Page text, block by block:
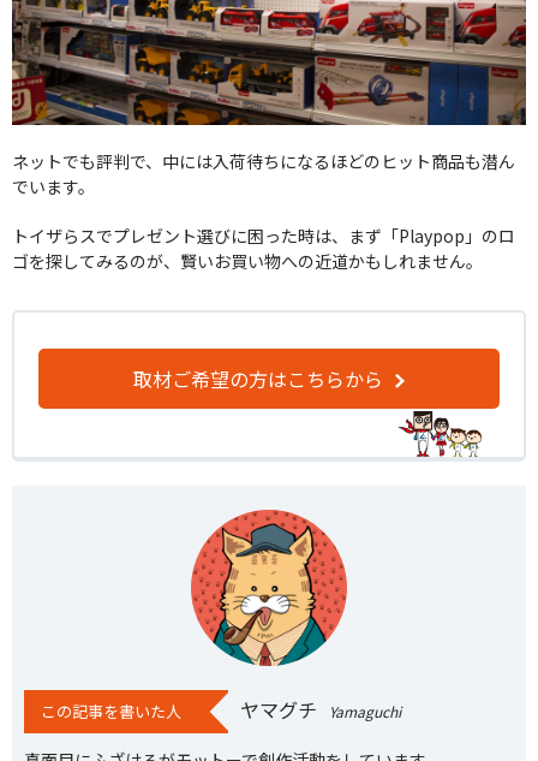
ネットでも評判で、中には入荷待ちになるほどのヒット商品も潜ん
でいます。
トイザらスでプレゼント選びに困った時は、まず「Playpop」のロ
ゴを探してみるのが、賢いお買い物への近道かもしれません。
取材ご希望の方はこちらから
この記事を書いた人 ヤマグチ Yamaguchi